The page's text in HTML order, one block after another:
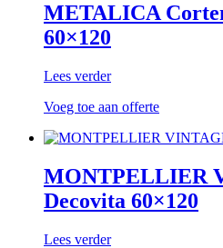
METALICA
60×120
Lees verder
Voeg toe aan offerte
MONTPELLIER
Decovita 60×120
Lees verder